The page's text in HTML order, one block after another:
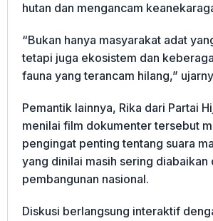
hutan dan mengancam
“Bukan hanya masyarakat adat
tetapi juga ekosistem dan
fauna yang terancam hilang,”
Pemantik lainnya, Rika dari Partai
menilai film dokumenter tersebut
pengingat penting tentang suara
yang dinilai masih sering diabaikan
pembangunan nasional.
Diskusi berlangsung interaktif